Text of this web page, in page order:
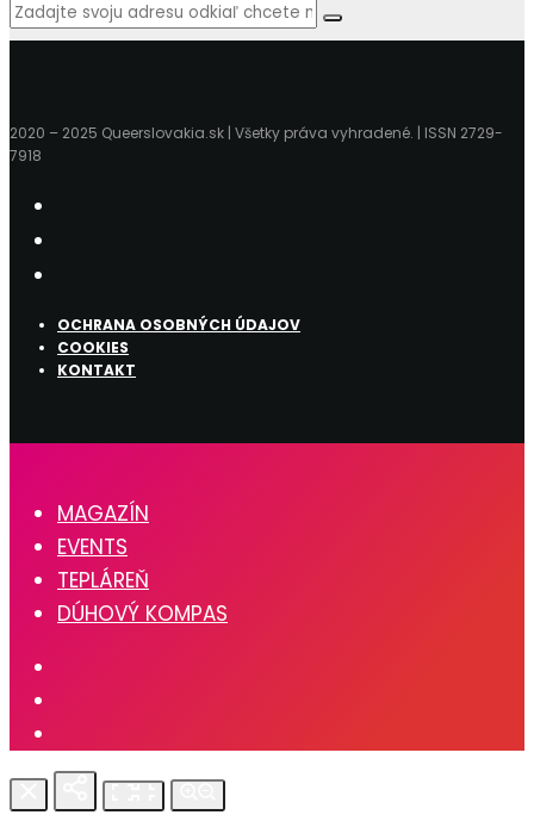
2020 – 2025 Queerslovakia.sk | Všetky práva vyhradené. | ISSN 2729-
7918
OCHRANA OSOBNÝCH ÚDAJOV
COOKIES
KONTAKT
MAGAZÍN
EVENTS
TEPLÁREŇ
DÚHOVÝ KOMPAS